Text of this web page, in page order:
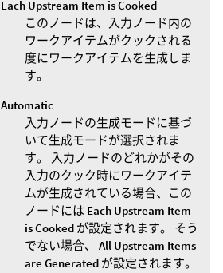
Each Upstream Item is Cooked
このノードは、入力ノード内の
ワークアイテムがクックされる
度にワークアイテムを生成しま
す。
Automatic
入力ノードの生成モードに基づ
いて生成モードが選択されま
す。 入力ノードのどれかがその
入力のクック時にワークアイテ
ムが生成されている場合、この
ノードには Each Upstream Item
is Cooked が設定されます。 そう
でない場合、 All Upstream Items
are Generated が設定されます。